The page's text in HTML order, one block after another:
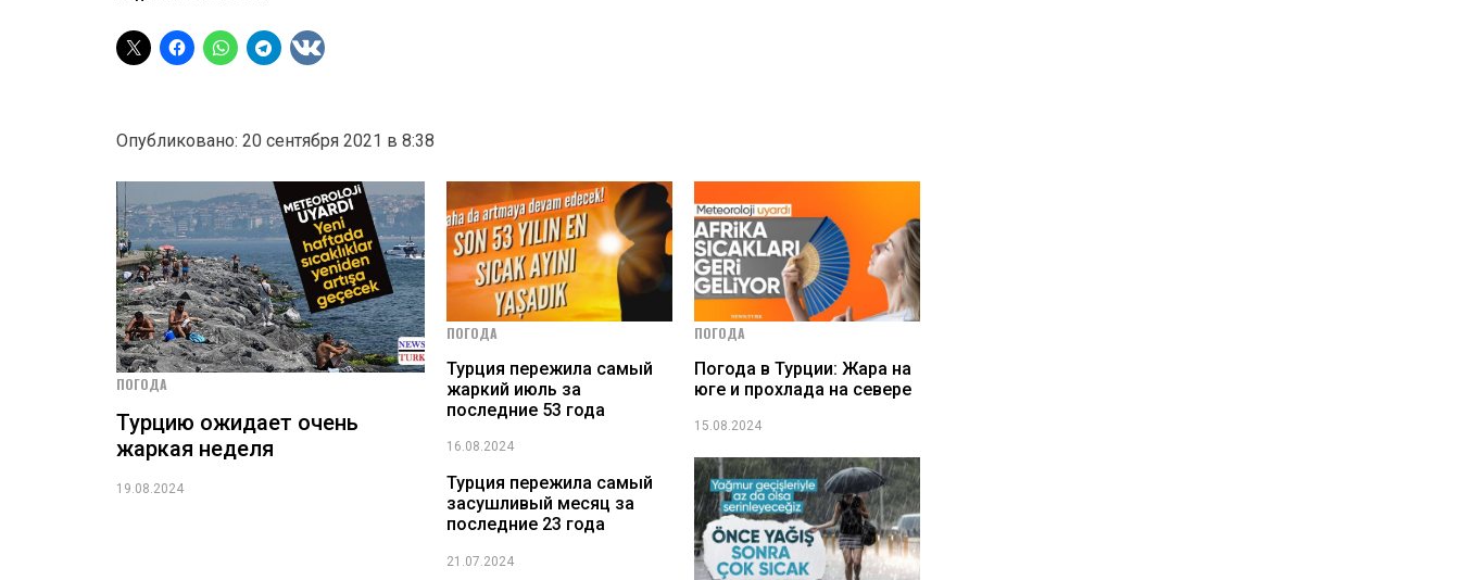
Опубликовано: 20 сентября 2021 в 8:38
ПОГОДА
Турцию ожидает очень
жаркая неделя
19.08.2024
ПОГОДА
Турция пережила самый
жаркий июль за
последние 53 года
16.08.2024
ПОГОДА
Погода в Турции: Жара на
юге и прохлада на севере
15.08.2024
Турция пережила самый
засушливый месяц за
последние 23 года
21.07.2024